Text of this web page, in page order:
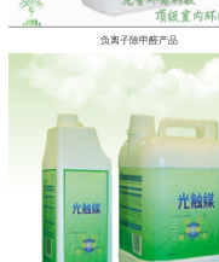
负离子除甲醛产品